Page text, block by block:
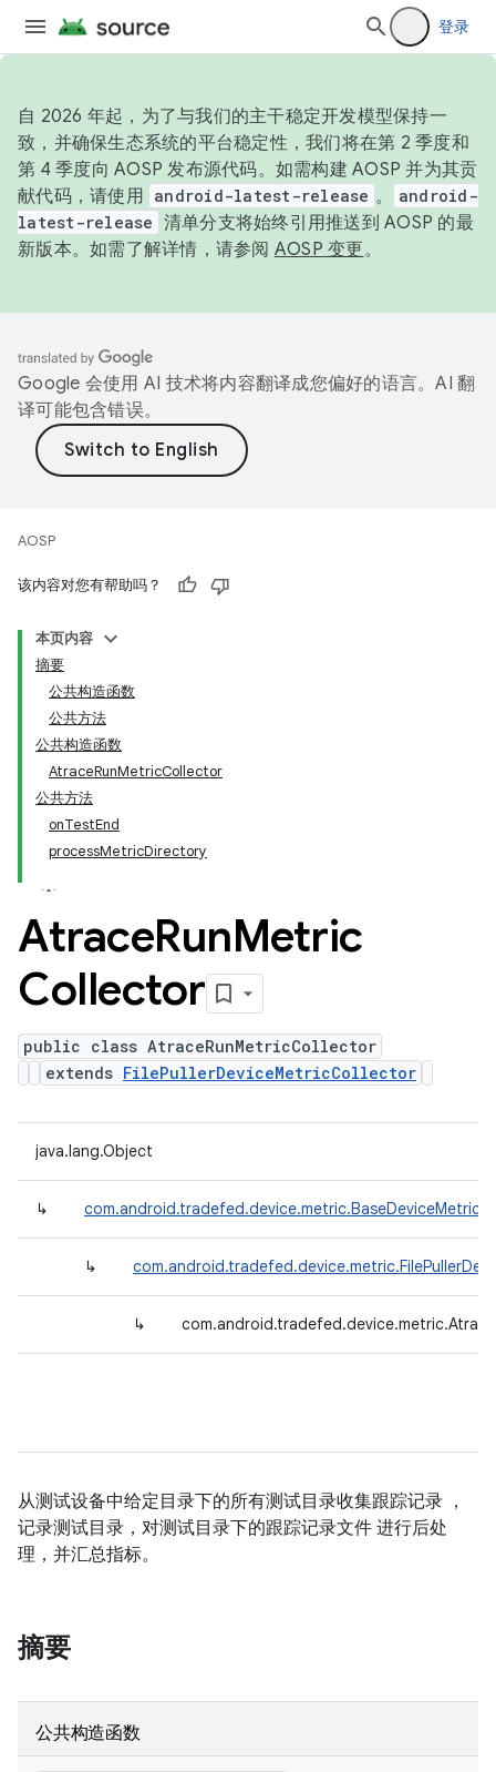
登录
自 2026 年起，为了与我们的主干稳定开发模型保持一
致，并确保生态系统的平台稳定性，我们将在第 2 季度和
第 4 季度向 AOSP 发布源代码。如需构建 AOSP 并为其贡
献代码，请使用 android-latest-release 。
android-
latest-release 清单分支将始终引用推送到 AOSP 的最
新版本。如需了解详情，请参阅 AOSP 变更。
Google 会使用 AI 技术将内容翻译成您偏好的语言。AI 翻
译可能包含错误。
AOSP
该内容对您有帮助吗？
本页内容
摘要
公共构造函数
公共方法
公共构造函数
AtraceRunMetricCollector
公共方法
onTestEnd
processMetricDirectory
AtraceRunMetric
Collector
public class AtraceRunMetricCollector
extends FilePullerDeviceMetricCollector
java.lang.Object
↳
↳
↳
从测试设备中给定目录下的所有测试目录收集跟踪记录 ，
记录测试目录，对测试目录下的跟踪记录文件 进行后处
理，并汇总指标。
摘要
公共构造函数